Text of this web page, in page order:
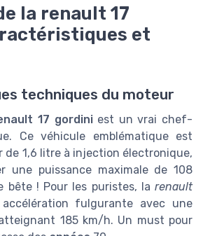
la renault 17
et
techniques du moteur
17 gordiniest un vrai chef-
Ce véhicule emblématique est
de 1,6 litre à injection électronique,
une puissance maximale de 108
bête ! Pour les puristes, la renault
fulgurante avec une
185 km/h. Un must pour